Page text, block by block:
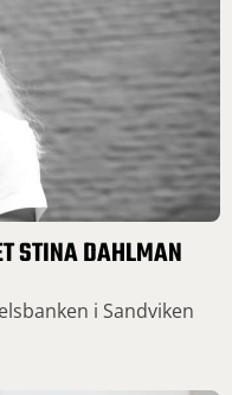
STINA DAHLMAN
i Sandviken